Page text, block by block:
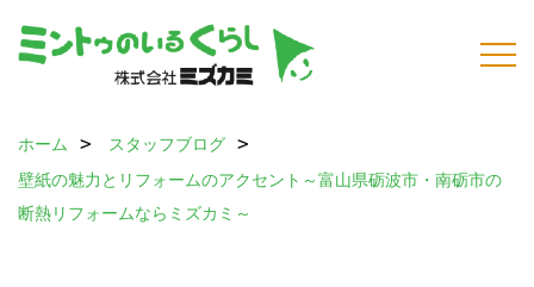
ホーム
スタッフブログ
壁紙の魅力とリフォームのアクセント～富山県砺波市・南砺市の
断熱リフォームならミズカミ～